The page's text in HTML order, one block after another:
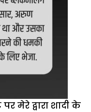
मेरे द्वारा शादी के